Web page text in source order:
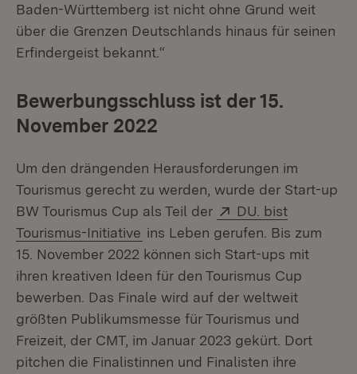
Baden-Württemberg ist nicht ohne Grund weit
über die Grenzen Deutschlands hinaus für seinen
Erfindergeist bekannt.“
Bewerbungsschluss ist der 15.
November 2022
Um den drängenden Herausforderungen im
Tourismus gerecht zu werden, wurde der Start-up
BW Tourismus Cup als Teil der
Extern:
DU. bist
Tourismus-Initiative (Öffnet in neuem Fenster)
ins Leben gerufen. Bis zum
15. November 2022 können sich Start-ups mit
ihren kreativen Ideen für den Tourismus Cup
bewerben. Das Finale wird auf der weltweit
größten Publikumsmesse für Tourismus und
Freizeit, der CMT, im Januar 2023 gekürt. Dort
pitchen die Finalistinnen und Finalisten ihre